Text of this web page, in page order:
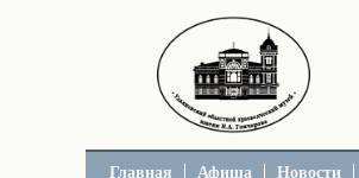
Главная Афиша Новости